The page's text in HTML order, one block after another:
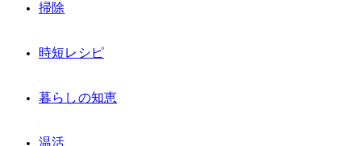
#掃除
#時短レシピ
#暮らしの知恵
#温活